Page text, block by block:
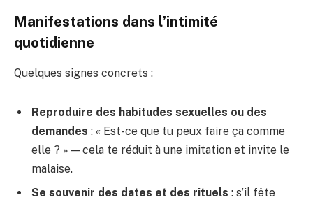
Manifestations dans l’intimité
quotidienne
Quelques signes concrets :
Reproduire des habitudes sexuelles ou des
demandes : « Est-ce que tu peux faire ça comme
elle ? » — cela te réduit à une imitation et invite le
malaise.
Se souvenir des dates et des rituels : s’il fête